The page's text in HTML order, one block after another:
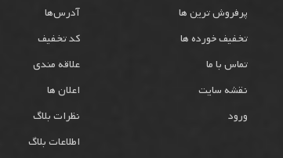
پرفروش ترین ها
تخفیف خورده ها
تماس با ما
نقشه سایت
ورود
آدرس‌ها
کد تخفیف
علاقه مندی
اعلان ها
نظرات بلاگ
اطلاعات بلاگ